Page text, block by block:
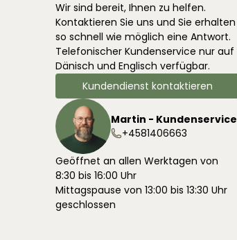
Wir sind bereit, Ihnen zu helfen.
Kontaktieren Sie uns und Sie erhalten
so schnell wie möglich eine Antwort.
Telefonischer Kundenservice nur auf
Dänisch und Englisch verfügbar.
Kundendienst kontaktieren
Martin - Kundenservice
+4581406663
Geöffnet an allen Werktagen von
8:30 bis 16:00 Uhr
Mittagspause von 13:00 bis 13:30 Uhr
geschlossen